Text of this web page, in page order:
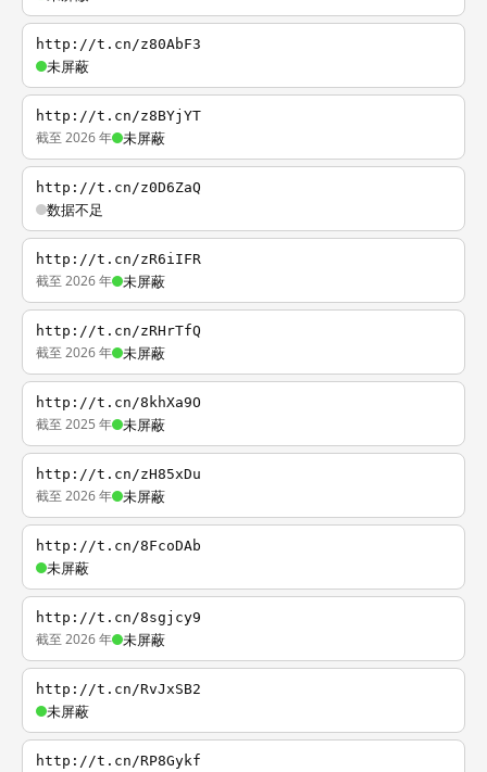
http://t.cn/z80AbF3
未屏蔽
http://t.cn/z8BYjYT
截至 2026 年 未屏蔽
http://t.cn/z0D6ZaQ
数据不足
http://t.cn/zR6iIFR
截至 2026 年 未屏蔽
http://t.cn/zRHrTfQ
截至 2026 年 未屏蔽
http://t.cn/8khXa9O
截至 2025 年 未屏蔽
http://t.cn/zH85xDu
截至 2026 年 未屏蔽
http://t.cn/8FcoDAb
未屏蔽
http://t.cn/8sgjcy9
截至 2026 年 未屏蔽
http://t.cn/RvJxSB2
未屏蔽
http://t.cn/RP8Gykf